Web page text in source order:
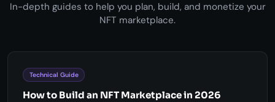
In-depth guides to help you plan, build, and monetize your
NFT marketplace.
Technical Guide
How to Build an NFT Marketplace in 2026